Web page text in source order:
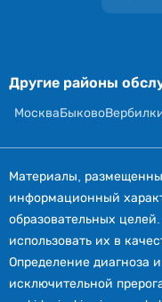
Другие районы
МоскваБыково
Материалы,
информационный
образовательных
использовать их в
Определение диагноза
исключительной